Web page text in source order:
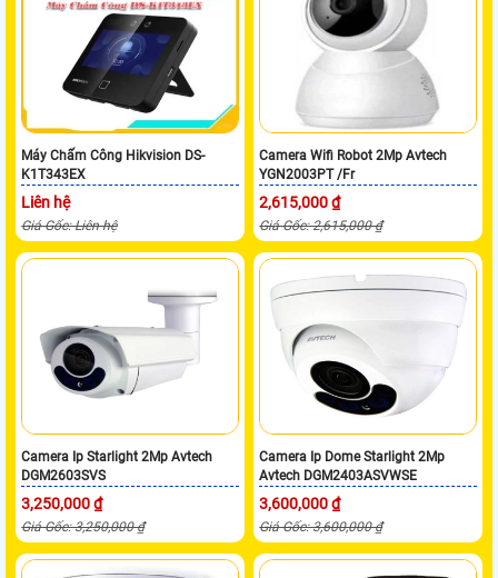
Máy Chấm Công Hikvision DS-
K1T343EX
Liên hệ
Giá Gốc: Liên hệ
Camera Wifi Robot 2Mp Avtech
YGN2003PT /Fr
2,615,000 ₫
Giá Gốc: 2,615,000 ₫
Camera Ip Starlight 2Mp Avtech
DGM2603SVS
3,250,000 ₫
Giá Gốc: 3,250,000 ₫
Camera Ip Dome Starlight 2Mp
Avtech DGM2403ASVWSE
3,600,000 ₫
Giá Gốc: 3,600,000 ₫